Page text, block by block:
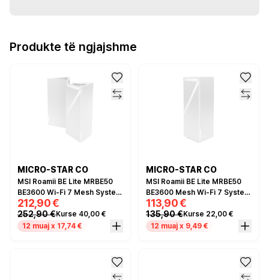
Produkte të ngjajshme
MICRO-STAR CO
MSI Roamii BE Lite MRBE50
BE3600 Wi-Fi 7 Mesh System
2-Pack – Dual Band, 2.5GbE,
MLO, MU-MIMO
212,90 €
252,90 €Kurse 40,00 €
12 muaj x 17,74 €
MICRO-STAR CO
MSI Roamii BE Lite MRBE50
BE3600 Mesh Wi-Fi 7 System
– Dual Band, 2.5GbE, MLO,
MU-MIMO
113,90 €
135,90 €Kurse 22,00 €
12 muaj x 9,49 €